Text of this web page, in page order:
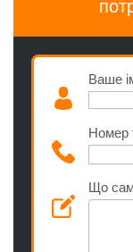
Ваше
Номер
Що